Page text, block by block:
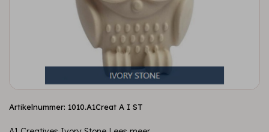
Artikelnummer: 1010.A1Creat A I ST